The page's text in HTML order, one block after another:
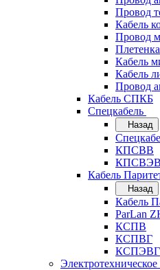
Провод
Кабель
Провод
Плетенка
Кабель
Кабель
Провод
Кабель СПКБ
Спецкабель
Назад
КПСВВ
КПСВЭВ
Кабель
Назад
Кабель
ParLan
КСПВ
КСПВГ
КСПЭВГ